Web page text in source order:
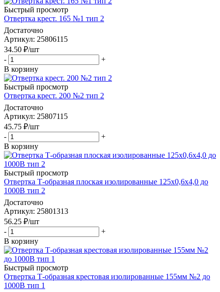
Быстрый просмотр
Отвертка крест. 165 №1 тип 2
Достаточно
Артикул: 25806115
34.50 ₽/шт
-
+
В корзину
Быстрый просмотр
Отвертка крест. 200 №2 тип 2
Достаточно
Артикул: 25807115
45.75 ₽/шт
-
+
В корзину
Быстрый просмотр
Отвертка Т-образная плоская изолированные 125х0,6х4,0 до
1000В тип 2
Достаточно
Артикул: 25801313
56.25 ₽/шт
-
+
В корзину
Быстрый просмотр
Отвертка Т-образная крестовая изолированные 155мм №2 до
1000В тип 1